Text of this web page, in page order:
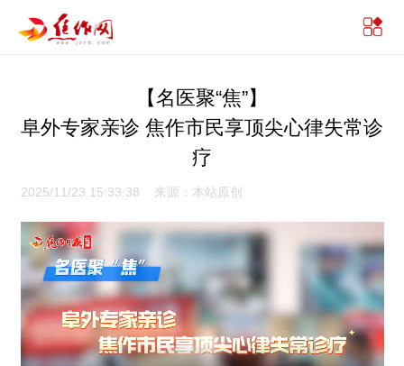
【名医聚“焦”】
阜外专家亲诊 焦作市民享顶尖心律失常诊
疗
2025/11/23 15:33:38 来源：本站原创